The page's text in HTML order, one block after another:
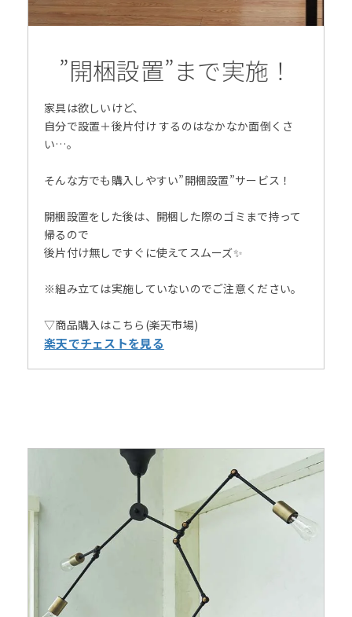
”開梱設置”まで実施！
家具は欲しいけど、
自分で設置＋後片付け するのはなかなか面倒くさ
い…。
そんな方でも購入しやすい”開梱設置”サービス！
開梱設置をした後は、開梱した際のゴミまで持って
帰るので
後片付け無しですぐに使えてスムーズ✨
※組み立ては実施していないのでご注意ください。
▽商品購入はこちら(楽天市場)
楽天でチェストを見る